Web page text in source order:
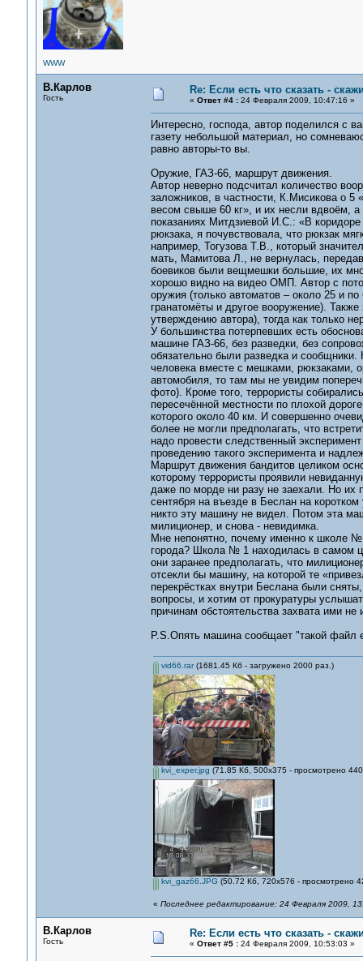
WWW
В.Карлов
Гость
Re: Если есть что сказать -
« Ответ #4 :24 Февраля 2009, 10:47:16 »
Интересно, господа, автор поделился с
газету небольшой материал, но
равно авторы-то вы.
Оружие, ГАЗ-66, маршрут движения.
Автор неверно подсчитал количество
заложников, в частности, К.Мисикова о
весом свыше 60 кг», и их несли вдвоём,
показаниях Митдзиевой И.С.: «В
рюкзака, я почувствовала, что рюкзак
например, Тогузова Т.В., который
мать, Мамитова Л., не вернулась,
боевиков были вещмешки большие, их
хорошо видно на видео ОМП. Автор с
оружия (только автоматов – около 25 и
гранатомёты и другое вооружение).
утверждению автора), тогда как только
У большинства потерпевших есть
машине ГАЗ-66, без разведки, без
обязательно были разведка и
человека вместе с мешками, рюкзаками,
автомобиля, то там мы не увидим
фото). Кроме того, террористы
пересечённой местности по плохой
которого около 40 км. И совершенно
более не могли предполагать, что
надо провести следственный
проведению такого эксперимента и
Маршрут движения бандитов целиком
которому террористы проявили
даже по морде ни разу не заехали. Но их
сентября на въезде в Беслан на
никто эту машину не видел. Потом эта
милиционер, и снова - невидимка.
Мне непонятно, почему именно к школе
города? Школа № 1 находилась в самом
они заранее предполагать, что
отсекли бы машину, на которой те
перекрёстках внутри Беслана были
вопросы, и хотим от прокуратуры
причинам обстоятельства захвата ими не
P.S.Опять машина сообщает "такой файл
vid66.rar(1681.45 Кб - загружено 2000 раз.)
kvi_exper.jpg (71.85 Кб, 500x375 - просмотрено
kvi_gaz66.JPG (50.72 Кб, 720x576 - просмотрено
« Последнее редактирование: 24 Февраля 2009,
В.Карлов
Гость
Re: Если есть что сказать -
« Ответ #5 :24 Февраля 2009, 10:53:03 »